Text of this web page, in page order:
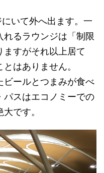
いて外へ出ます。一
るラウンジは「制限
ますがそれ以上居て
はありません。
ビールとつまみが食べ
パスはエコノミーでの
です。